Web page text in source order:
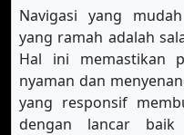
Navigasi yang
yang ramah adalah
Hal ini memastikan
nyaman dan
yang responsif
dengan lancar